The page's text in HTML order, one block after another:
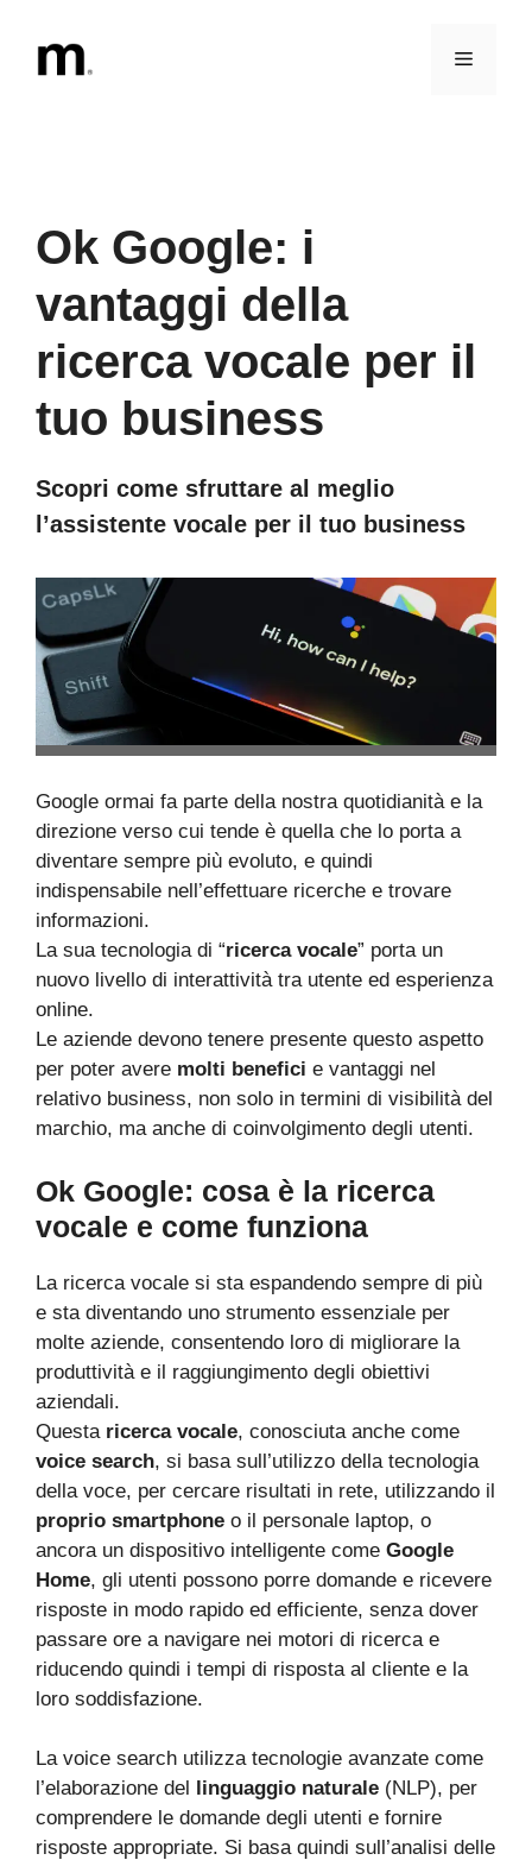
contenuto
Menu
Ok Google: i
vantaggi della
ricerca vocale per il
tuo business
Scopri come sfruttare al meglio
l’assistente vocale per il tuo business
Google ormai fa parte della nostra quotidianità e la
direzione verso cui tende è quella che lo porta a
diventare sempre più evoluto, e quindi
indispensabile nell’effettuare ricerche e trovare
informazioni.
La sua tecnologia di “ricerca vocale” porta un
nuovo livello di interattività tra utente ed esperienza
online.
Le aziende devono tenere presente questo aspetto
per poter avere molti benefici e vantaggi nel
relativo business, non solo in termini di visibilità del
marchio, ma anche di coinvolgimento degli utenti.
Ok Google: cosa è la ricerca
vocale e come funziona
La ricerca vocale si sta espandendo sempre di più
e sta diventando uno strumento essenziale per
molte aziende, consentendo loro di migliorare la
produttività e il raggiungimento degli obiettivi
aziendali.
Questa ricerca vocale, conosciuta anche come
voice search, si basa sull’utilizzo della tecnologia
della voce, per cercare risultati in rete, utilizzando il
proprio smartphone o il personale laptop, o
ancora un dispositivo intelligente come Google
Home, gli utenti possono porre domande e ricevere
risposte in modo rapido ed efficiente, senza dover
passare ore a navigare nei motori di ricerca e
riducendo quindi i tempi di risposta al cliente e la
loro soddisfazione.
La voice search utilizza tecnologie avanzate come
l’elaborazione del linguaggio naturale (NLP), per
comprendere le domande degli utenti e fornire
risposte appropriate. Si basa quindi sull’analisi delle